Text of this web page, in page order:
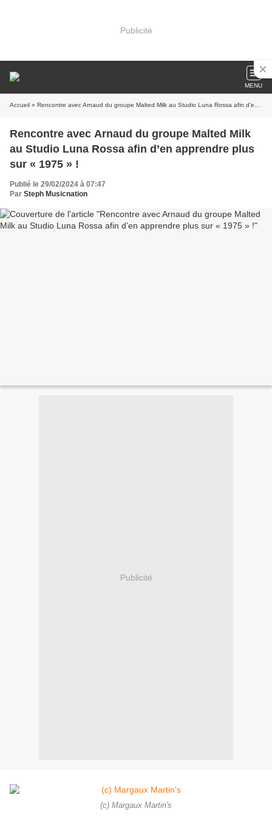
Publicité
MENU
Accueil » Rencontre avec Arnaud du groupe Malted Milk au Studio Luna Rossa afin d’en apprendre plus sur « 1975 » !
Rencontre avec Arnaud du groupe Malted Milk
au Studio Luna Rossa afin d’en apprendre plus
sur « 1975 » !
Publié le 29/02/2024 à 07:47
Par Steph Musicnation
Publicité
(c) Margaux Martin's